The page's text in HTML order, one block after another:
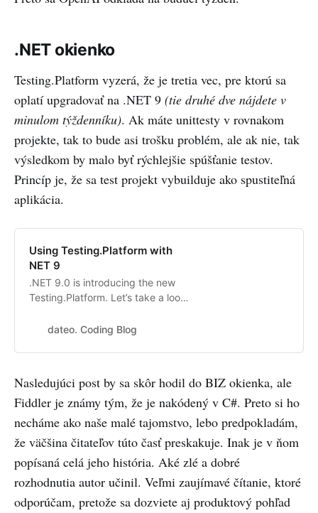
.NET okienko
Testing.Platform vyzerá, že je tretia vec, pre ktorú sa
oplatí upgradovať na .NET 9 (tie druhé dve nájdete v
minulom týždenníku). Ak máte unittesty v rovnakom
projekte, tak to bude asi trošku problém, ale ak nie, tak
výsledkom by malo byť rýchlejšie spúšťanie testov.
Princíp je, že sa test projekt vybuilduje ako spustiteľná
aplikácia.
Using Testing.Platform with
NET 9
.NET 9.0 is introducing the new
Testing.Platform. Let’s take a look
from using it.
dateo. Coding Blog
Nasledujúci post by sa skôr hodil do BIZ okienka, ale
Fiddler je známy tým, že je nakódený v C#. Preto si ho
necháme ako naše malé tajomstvo, lebo predpokladám,
že väčšina čitateľov túto časť preskakuje. Inak je v ňom
popísaná celá jeho história. Aké zlé a dobré
rozhodnutia autor učinil. Veľmi zaujímavé čítanie, ktoré
odporúčam, pretože sa dozviete aj produktový pohľad